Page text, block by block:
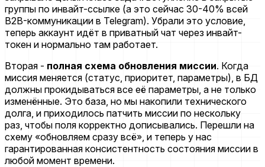
группы по инвайт-ссылке (а это сейчас 30-40% всей
B2B-коммуникации в Telegram). Убрали это условие,
теперь аккаунт идёт в приватный чат через инвайт-
токен и нормально там работает.
Вторая - полная схема обновления миссии. Когда
миссия меняется (статус, приоритет, параметры), в БД
должны прокидываться все её параметры, а не только
изменённые. Это база, но мы накопили технического
долга, и приходилось патчить миссии по нескольку
раз, чтобы поля корректно дописывались. Перешли на
схему «обновляем сразу всё», и теперь у нас
гарантированная консистентность состояния миссии в
любой момент времени.